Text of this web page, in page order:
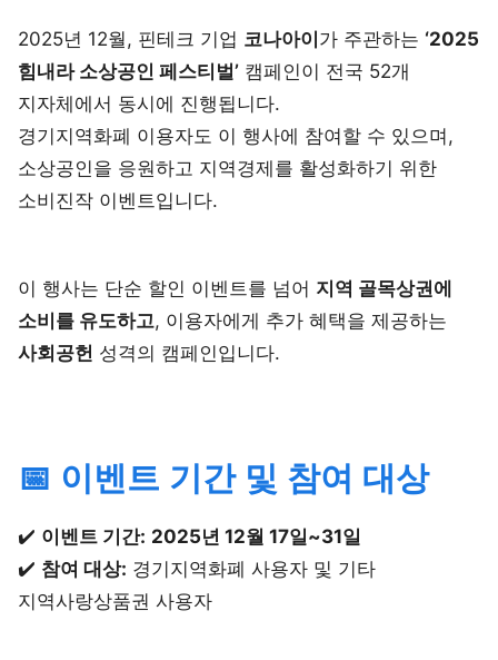
2025년 12월, 핀테크 기업 코나아이가 주관하는 ‘2025
힘내라 소상공인 페스티벌’ 캠페인이 전국 52개
지자체에서 동시에 진행됩니다.
경기지역화폐 이용자도 이 행사에 참여할 수 있으며,
소상공인을 응원하고 지역경제를 활성화하기 위한
소비진작 이벤트입니다.
이 행사는 단순 할인 이벤트를 넘어 지역 골목상권에
소비를 유도하고, 이용자에게 추가 혜택을 제공하는
사회공헌 성격의 캠페인입니다.
📅 이벤트 기간 및 참여 대상
✔️ 이벤트 기간: 2025년 12월 17일~31일
✔️ 참여 대상: 경기지역화폐 사용자 및 기타
지역사랑상품권 사용자